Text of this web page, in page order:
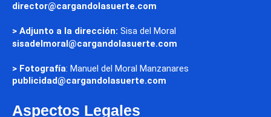
director@cargandolasuerte.com
> Adjunto a la dirección: Sisa del Moral
sisadelmoral@cargandolasuerte.com
> Fotografía: Manuel del Moral Manzanares
publicidad@cargandolasuerte.com
Aspectos Legales